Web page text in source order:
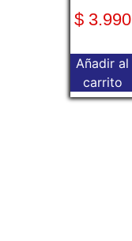
$3.990
Añadir al
carrito